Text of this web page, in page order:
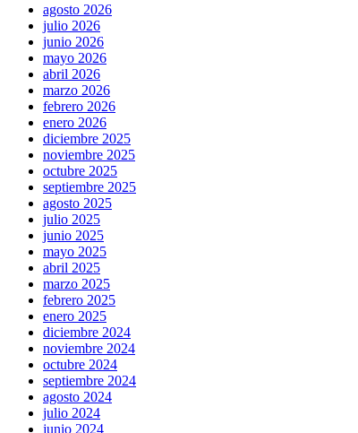
agosto 2026
julio 2026
junio 2026
mayo 2026
abril 2026
marzo 2026
febrero 2026
enero 2026
diciembre 2025
noviembre 2025
octubre 2025
septiembre 2025
agosto 2025
julio 2025
junio 2025
mayo 2025
abril 2025
marzo 2025
febrero 2025
enero 2025
diciembre 2024
noviembre 2024
octubre 2024
septiembre 2024
agosto 2024
julio 2024
junio 2024